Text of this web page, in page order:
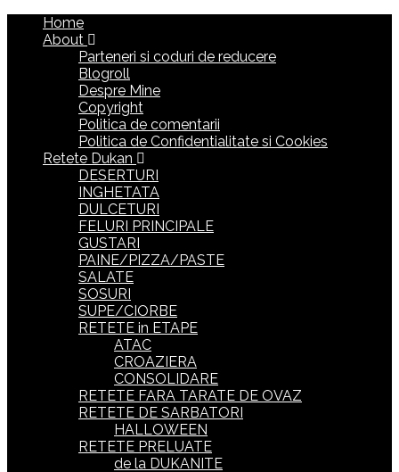
Home
About
Parteneri si coduri de reducere
Blogroll
Despre Mine
Copyright
Politica de comentarii
Politica de Confidentialitate si Cookies
Retete Dukan
DESERTURI
INGHETATA
DULCETURI
FELURI PRINCIPALE
GUSTARI
PAINE/PIZZA/PASTE
SALATE
SOSURI
SUPE/CIORBE
RETETE in ETAPE
ATAC
CROAZIERA
CONSOLIDARE
RETETE FARA TARATE DE OVAZ
RETETE DE SARBATORI
HALLOWEEN
RETETE PRELUATE
de la DUKANITE